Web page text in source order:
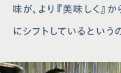
味が、より『美味しく』
にシフトしているという